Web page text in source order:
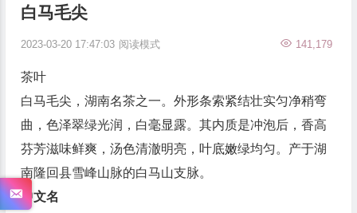
白马毛尖
2023-03-20 17:47:03 141,179
阅读模式
茶叶
白马毛尖， 湖南名茶之一。外形条索紧结壮实匀净稍弯
曲，色泽翠绿光润，白毫显露。其内质是冲泡后，香高
芬芳滋味鲜爽，汤色清澈明亮，叶底嫩绿均匀。产于湖
南隆回县雪峰山脉的白马山支脉。
中文名